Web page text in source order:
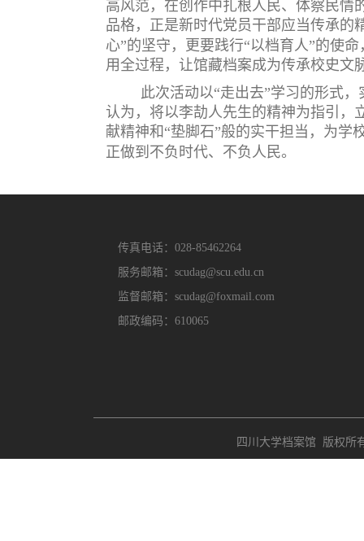
高风范，在创作中扎根人民、体察民情
品格，正是新时代党员干部应当传承的
心”的坚守，更要践行“以档育人”的使
用全过程，让馆藏档案成为传承校史文
此次活动以“走出去”学习的形式
认为，将以李劼人先生的精神为指引，
献精神和“垫脚石”般的实干担当，为学
正做到不负时代、不负人民。
传真电话：028-85462264
服务邮箱：scudag@scu.edu.cn
监督邮箱：scudag@foxmail.com
邮政编码：610065
四川大学档案馆 版权所